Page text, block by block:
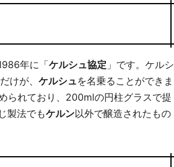
年に「ケルシュ協定 」です。ケルシ
けが、 ケルシュを名乗ることができま
られており、200mlの円柱グラスで提
製法でもケルン以外で醸造されたもの